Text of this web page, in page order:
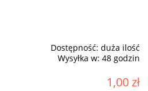
Dostępność: duża ilość
Wysyłka w: 48 godzin
1,00 zł